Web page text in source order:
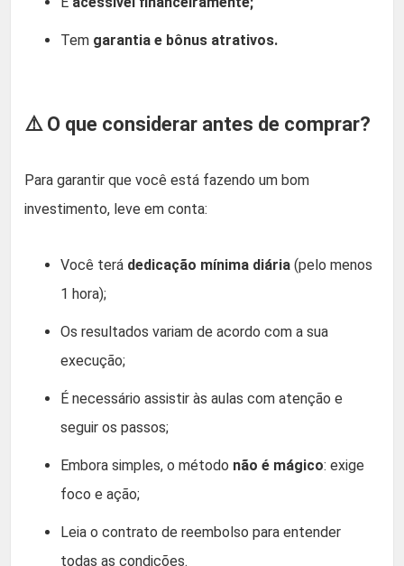
Tem garantia e bônus atrativos.
⚠️ O que considerar antes de comprar?
Para garantir que você está fazendo um bom
investimento, leve em conta:
Você terá dedicação mínima diária (pelo menos
1 hora);
Os resultados variam de acordo com a sua
execução;
É necessário assistir às aulas com atenção e
seguir os passos;
Embora simples, o método não é mágico: exige
foco e ação;
Leia o contrato de reembolso para entender
todas as condições.